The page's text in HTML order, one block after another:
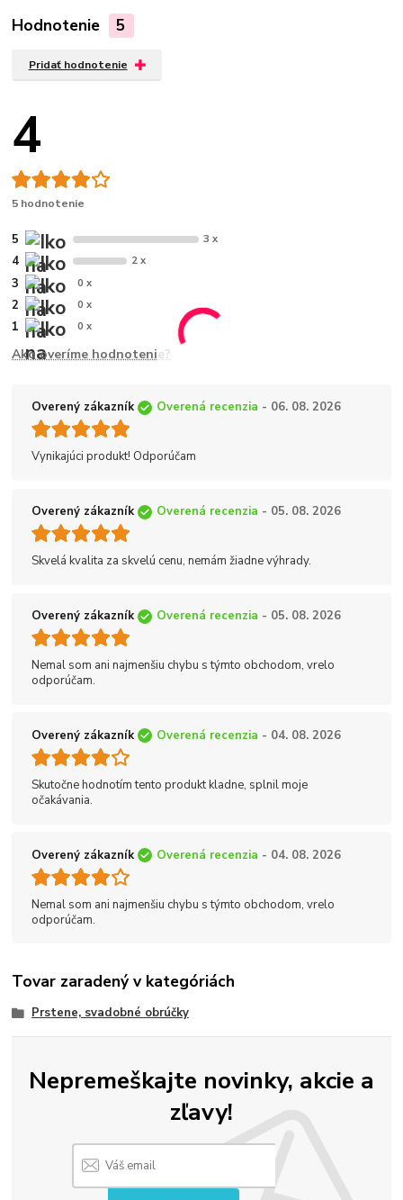
Hodnotenie 5
Pridať hodnotenie
4
5 hodnotenie
5 3 x
4 2 x
3 0 x
2 0 x
1 0 x
Ako overíme hodnotenie?
Overený zákazník Overená recenzia - 06. 08. 2026
Vynikajúci produkt! Odporúčam
Overený zákazník Overená recenzia - 05. 08. 2026
Skvelá kvalita za skvelú cenu, nemám žiadne výhrady.
Overený zákazník Overená recenzia - 05. 08. 2026
Nemal som ani najmenšiu chybu s týmto obchodom, vrelo
odporúčam.
Overený zákazník Overená recenzia - 04. 08. 2026
Skutočne hodnotím tento produkt kladne, splnil moje
očakávania.
Overený zákazník Overená recenzia - 04. 08. 2026
Nemal som ani najmenšiu chybu s týmto obchodom, vrelo
odporúčam.
Tovar zaradený v kategóriách
Prstene, svadobné obrúčky
Nepremeškajte novinky, akcie a
zľavy!